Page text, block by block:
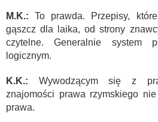
M.K.: To prawda. Przepisy,
gąszcz dla laika, od strony
czytelne. Generalnie system
logicznym.
K.K.: Wywodzącym się z
znajomości prawa rzymskiego
prawa.